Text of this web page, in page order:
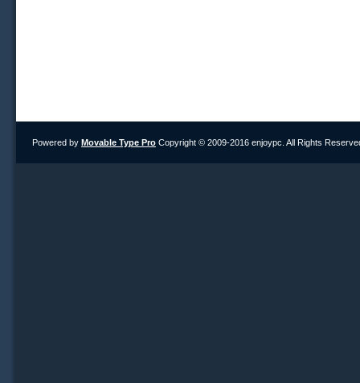
Powered by Movable Type Pro Copyright © 2009-2016 enjoypc. All Rights